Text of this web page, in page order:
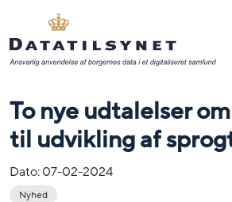
To nye udtalelser
til udvikling af
Dato:07-02-2024
Nyhed